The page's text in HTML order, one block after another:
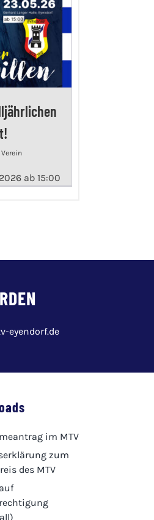
Verein
ab 15:00
eyendorf.de
im MTV
zum
des MTV